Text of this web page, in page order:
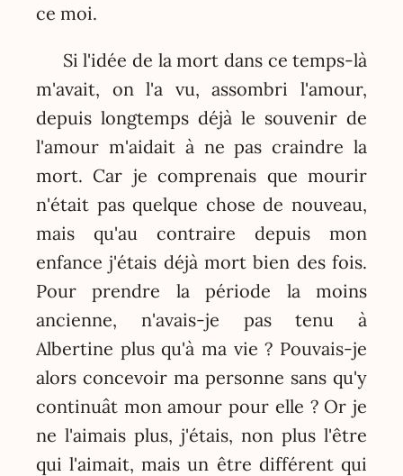
ce moi.
Si l'idée de la mort dans ce temps-là
m'avait, on l'a vu, assombri l'amour,
depuis longtemps déjà le souvenir de
l'amour m'aidait à ne pas craindre la
mort. Car je comprenais que mourir
n'était pas quelque chose de nouveau,
mais qu'au contraire depuis mon
enfance j'étais déjà mort bien des fois.
Pour prendre la période la moins
ancienne, n'avais-je pas tenu à
Albertine plus qu'à ma vie ? Pouvais-je
alors concevoir ma personne sans qu'y
continuât mon amour pour elle ? Or je
ne l'aimais plus, j'étais, non plus l'être
qui l'aimait, mais un être différent qui